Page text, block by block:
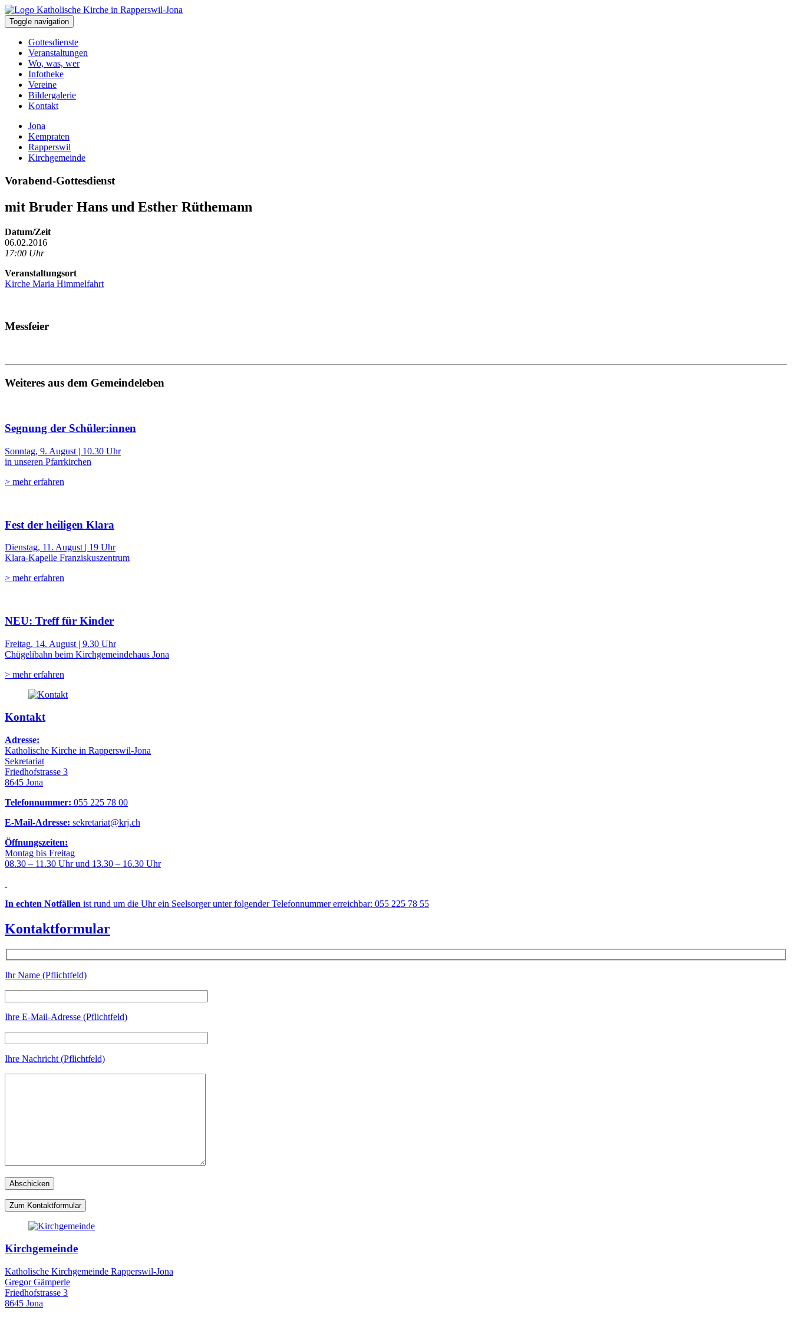
Toggle navigation
Gottesdienste
Veranstaltungen
Wo, was, wer
Infotheke
Vereine
Bildergalerie
Kontakt
Jona
Kempraten
Rapperswil
Kirchgemeinde
Vorabend-Gottesdienst
mit Bruder Hans und Esther Rüthemann
Datum/Zeit
06.02.2016
17:00 Uhr
Veranstaltungsort
Kirche Maria Himmelfahrt
Messfeier
Weiteres aus dem Gemeindeleben
Segnung der Schüler:innen
Sonntag, 9. August | 10.30 Uhr
in unseren Pfarrkirchen
> mehr erfahren
Fest der heiligen Klara
Dienstag, 11. August | 19 Uhr
Klara-Kapelle Franziskuszentrum
> mehr erfahren
NEU: Treff für Kinder
Freitag, 14. August | 9.30 Uhr
Chügelibahn beim Kirchgemeindehaus Jona
> mehr erfahren
Kontakt
Adresse:
Katholische Kirche in Rapperswil-Jona
Sekretariat
Friedhofstrasse 3
8645 Jona
Telefonnummer: 055 225 78 00
E-Mail-Adresse: sekretariat@krj.ch
Öffnungszeiten:
Montag bis Freitag
08.30 – 11.30 Uhr und 13.30 – 16.30 Uhr
In echten Notfällen ist rund um die Uhr ein Seelsorger unter folgender Telefonnummer erreichbar: 055 225 78 55
Kontaktformular
Ihr Name (Pflichtfeld)
Ihre E-Mail-Adresse (Pflichtfeld)
Ihre Nachricht (Pflichtfeld)
Zum Kontaktformular
Kirchgemeinde
Katholische Kirchgemeinde Rapperswil-Jona
Gregor Gämperle
Friedhofstrasse 3
8645 Jona